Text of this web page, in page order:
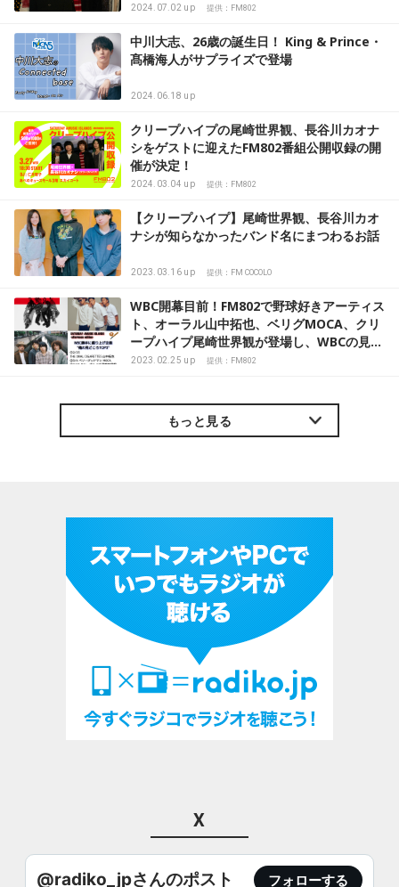
2024.07.02 up 提供：FM802
中川大志、26歳の誕生日！ King & Prince・
髙橋海人がサプライズで登場
2024.06.18 up
クリープハイプの尾崎世界観、長谷川カオナ
シをゲストに迎えたFM802番組公開収録の開
催が決定！
2024.03.04 up 提供：FM802
【クリープハイプ】尾崎世界観、長谷川カオ
ナシが知らなかったバンド名にまつわるお話
2023.03.16 up 提供：FM COCOLO
WBC開幕目前！FM802で野球好きアーティス
ト、オーラル山中拓也、ベリグMOCA、クリ
ープハイプ尾崎世界観が登場し、WBCの見ど
ころを発表！
2023.02.25 up 提供：FM802
もっと見る
X
@radiko_jpさんのポスト フォローする